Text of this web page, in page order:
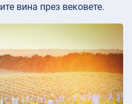
вина през вековете.